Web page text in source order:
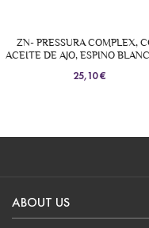
COMPLEX, CON
AJO, ESPINO BLANCO Y...
ABOUT US